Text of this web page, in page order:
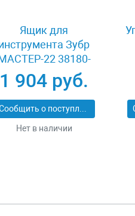
Ящик для
Зубр
22 38180-
22_z02
1 904 руб.
Сообщить о поступлении
Нет в наличии